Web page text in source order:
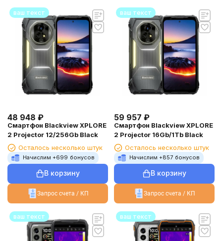
ваш текст
48 948 ₽
Смартфон Blackview XPLORE
2 Projector 12/256Gb Black
Осталось несколько штук
Начислим +699 бонусов
В корзину
Запрос счета / КП
ваш текст
59 957 ₽
Смартфон Blackview XPLORE
2 Projector 16Gb/1Tb Black
Осталось несколько штук
Начислим +857 бонусов
В корзину
Запрос счета / КП
ваш текст ваш текст